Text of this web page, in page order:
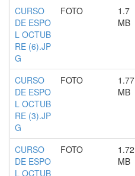
CURSO
DE ESPO
L OCTUB
RE (6).JP
G
FOTO
1.7
MB
CURSO
DE ESPO
L OCTUB
RE (3).JP
G
FOTO
1.77
MB
CURSO
DE ESPO
L OCTUB
FOTO
1.72
MB